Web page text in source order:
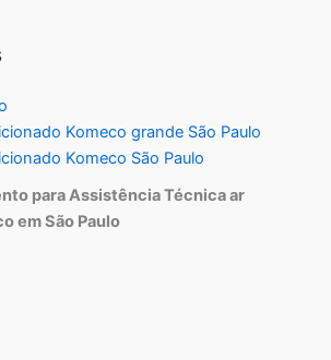
Komeco grande São Paulo
Komeco São Paulo
para Assistência Técnica ar
em São Paulo